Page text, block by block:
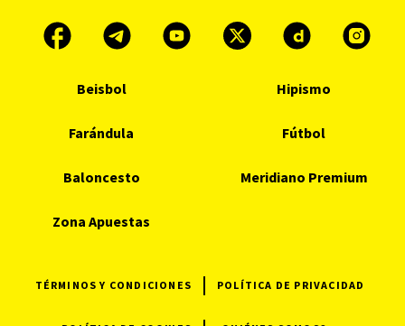
Beisbol Hipismo
Farándula Fútbol
Baloncesto Meridiano Premium
Zona Apuestas
TÉRMINOS Y CONDICIONES POLÍTICA DE PRIVACIDAD